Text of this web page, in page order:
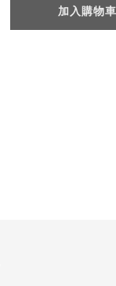
加入購物車